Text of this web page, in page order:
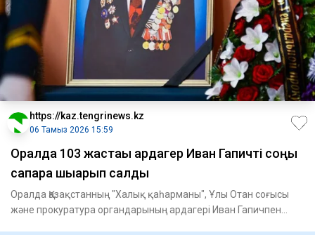
https://kaz.tengrinews.kz
06 Тамыз 2026 15:59
Оралда 103 жастағы ардагер Иван Гапичті соңғы
сапарға шығарып салды
Оралда Қазақстанның "Халық қаһарманы", Ұлы Отан соғысы
және прокуратура органдарының ардагері Иван Гапичпен